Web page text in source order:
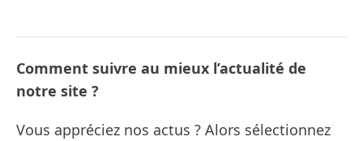
Comment suivre au mieux l’actualité de
notre site ?
Vous appréciez nos actus ? Alors sélectionnez